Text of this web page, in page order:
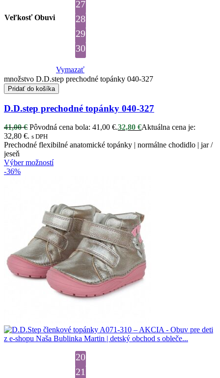
Veľkosť Obuvi
27
28
29
30
Vymazať
množstvo D.D.step prechodné topánky 040-327
Pridať do košíka
D.D.step prechodné topánky 040-327
41,00€ Pôvodná cena bola: 41,00 €.32,80 €Aktuálna cena je:
32,80 €. s DPH
Prechodné flexibilné anatomické topánky | normálne chodidlo | jar /
jeseň
Výber možností
-36%
20
21